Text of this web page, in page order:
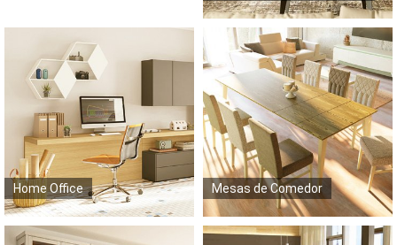
Home Office Mesas de Comedor